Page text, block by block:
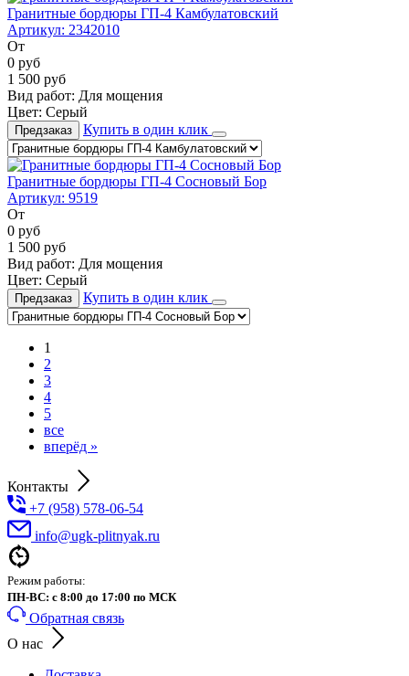
Гранитные бордюры ГП-4 Камбулатовский
Артикул: 2342010
От
0 руб
1 500 руб
Вид работ: Для мощения
Цвет: Серый
Предзаказ Купить в один клик
Гранитные бордюры ГП-4 Сосновый Бор
Артикул: 9519
От
0 руб
1 500 руб
Вид работ: Для мощения
Цвет: Серый
Предзаказ Купить в один клик
1
2
3
4
5
все
вперёд »
Контакты
+7 (958) 578-06-54
info@ugk-plitnyak.ru
Режим работы:
ПН-ВС: с 8:00 до 17:00 по МСК
Обратная связь
О нас